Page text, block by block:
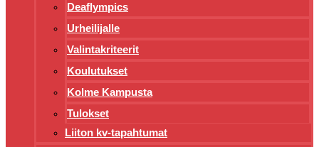
Deaflympics
Urheilijalle
Valintakriteerit
Koulutukset
Kolme Kampusta
Tulokset
Liiton kv-tapahtumat